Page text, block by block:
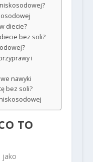
diecie?
bez soli?
i
nawyki
bez soli?
TO
jako